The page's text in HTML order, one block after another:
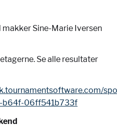
Sine-Marie Iversen
Se alle resultater
b64f-06ff541b733f